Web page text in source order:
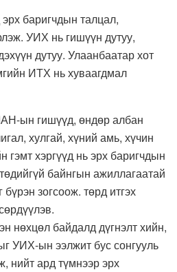
баригчдын талцал,
УИХ нь гишүүн дутуу,
дутуу. Улаанбаатар хот
ИТХ нь хуваагдмал
ын гишүүд, өндөр албан
хулгай, хүний амь, хүчин
гэмт хэргүүд нь эрх баригчдын
байнгын ажиллагаатай
зогсоож. төрд итгэх
нөхцөл байдалд дүгнэлт хийн,
УИХ-ын ээлжит бус сонгууль
нийт ард түмнээр эрх